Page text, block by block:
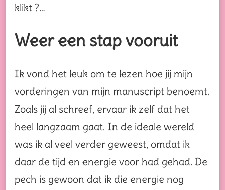
klikt ?…
Weer een stap vooruit
Ik vond het leuk om te lezen hoe jij mijn
vorderingen van mijn manuscript benoemt.
Zoals jij al schreef, ervaar ik zelf dat het
heel langzaam gaat. In de ideale wereld
was ik al veel verder geweest, omdat ik
daar de tijd en energie voor had gehad. De
pech is gewoon dat ik die energie nog